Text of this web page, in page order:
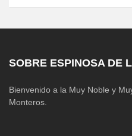
SOBRE ESPINOSA DE
Bienvenido a la Muy Noble y
Monteros.